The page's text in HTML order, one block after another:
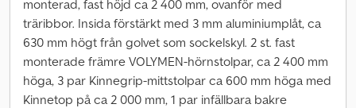
monterad, fast höjd ca 2 400 mm, ovanför med
träribbor. Insida förstärkt med 3 mm aluminiumplåt, ca
630 mm högt från golvet som sockelskyl. 2 st. fast
monterade främre VOLYMEN-hörnstolpar, ca 2 400 mm
höga, 3 par Kinnegrip-mittstolpar ca 600 mm höga med
Kinnetop på ca 2 000 mm, 1 par infällbara bakre